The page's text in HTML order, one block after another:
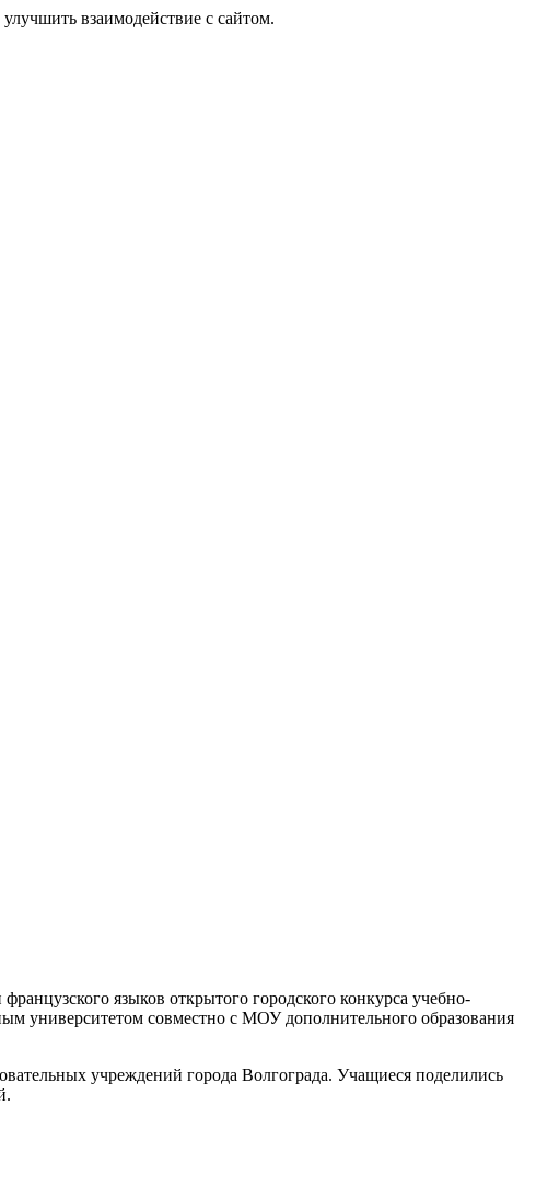
взаимодействие с сайтом.
языков открытого городского конкурса учебно-
университетом совместно с МОУ дополнительного образования
учреждений города Волгограда. Учащиеся поделились